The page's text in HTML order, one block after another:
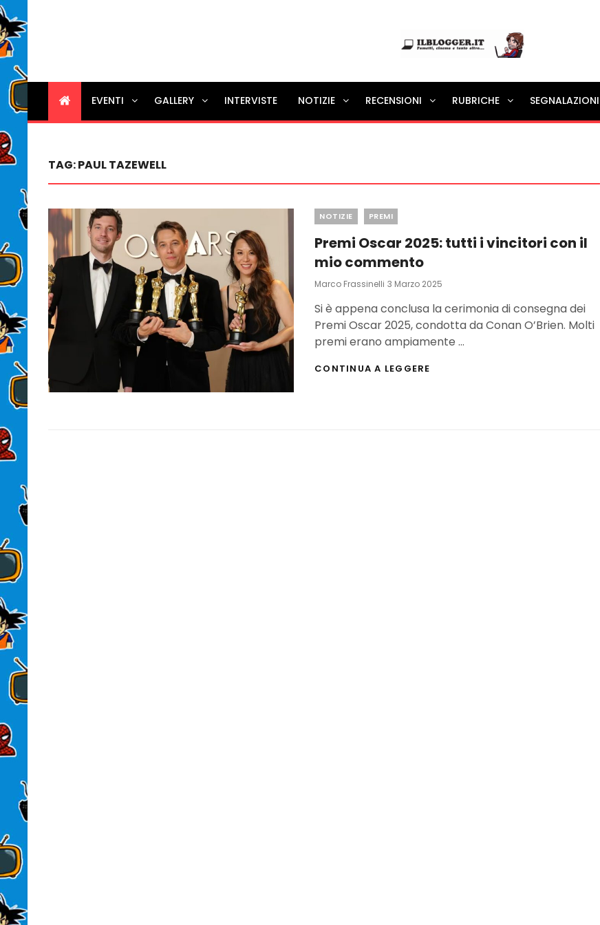
Ilblogger.it
Il portalino di blog |
EVENTI GALLERY INTERVISTE NOTIZIE RECENSIONI RUBRICHE SEGNALAZIONI
TAG:PAUL TAZEWELL
Categories
NOTIZIE PREMI
Premi Oscar 2025: tutti i vincitori con il
mio commento
Marco Frassinelli Posted
3 Marzo 2025
Si è appena conclusa la cerimonia di consegna dei
Premi Oscar 2025, condotta da Conan O’Brien. Molti
premi erano ampiamente …
CONTINUA A LEGGERE